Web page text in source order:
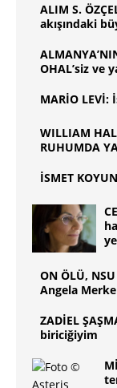
ALIM S.
akışındaki
OHAL’siz ve
MARİO LEVİ:
WILLIAM
RUHUMDA
İSMET
ON ÖLÜ,
Angela
ZADİEL
biriciğiyim